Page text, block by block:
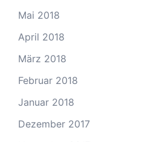
Mai 2018
April 2018
März 2018
Februar 2018
Januar 2018
Dezember 2017